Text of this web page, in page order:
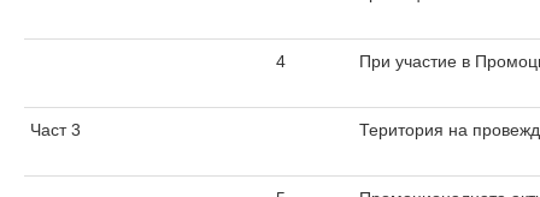
4 При участие в
Част 3 Територия на